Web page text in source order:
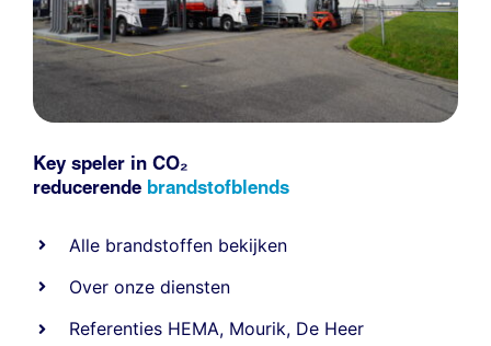
Key speler in CO₂
reducerende brandstofblends
Alle brandstoffen bekijken
Over onze diensten
Referenties HEMA, Mourik, De Heer